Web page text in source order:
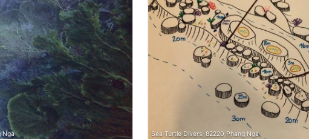
Nga Sea Turtle Divers, 82220 Phang Nga